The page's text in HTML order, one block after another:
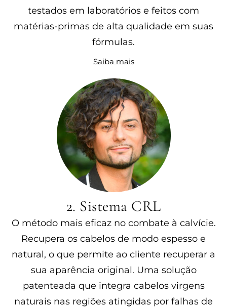
testados em laboratórios e feitos com
matérias-primas de alta qualidade em suas
fórmulas.
Saiba mais
2. Sistema CRL
O método mais eficaz no combate à calvície.
Recupera os cabelos de modo espesso e
natural, o que permite ao cliente recuperar a
sua aparência original. Uma solução
patenteada que integra cabelos virgens
naturais nas regiões atingidas por falhas de